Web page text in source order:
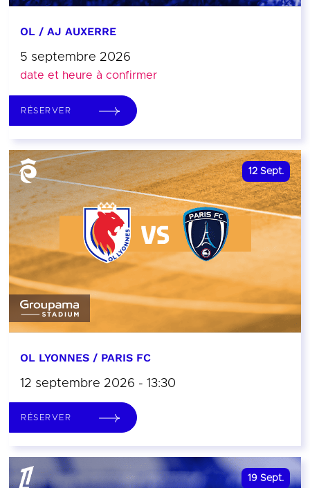
OL / AJ AUXERRE
5 septembre 2026
date et heure à confirmer
RÉSERVER
12 Sept.
OL LYONNES / PARIS FC
12 septembre 2026 - 13:30
RÉSERVER
19 Sept.